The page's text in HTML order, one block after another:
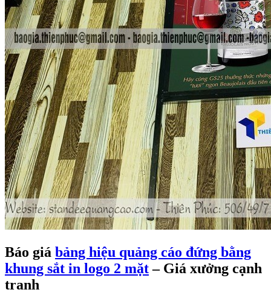
Báo giá bảng hiệu quảng cáo đứng bằng
khung sắt in logo 2 mặt– Giá xưởng cạnh
tranh